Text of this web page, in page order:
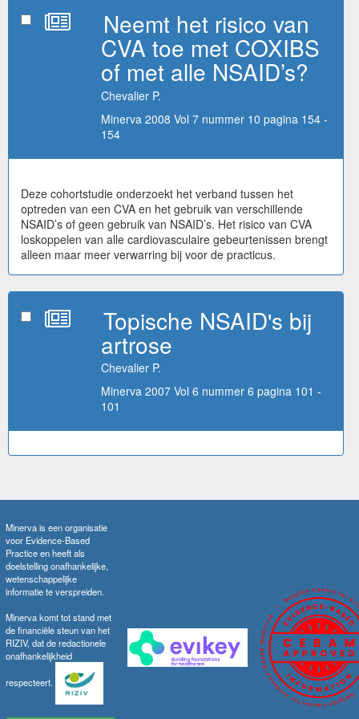
Neemt het risico van
CVA toe met COXIBS
of met alle NSAID’s?
Chevalier P.
Minerva 2008 Vol 7 nummer 10 pagina 154 -
154
Deze cohortstudie onderzoekt het verband tussen het
optreden van een CVA en het gebruik van verschillende
NSAID’s of geen gebruik van NSAID’s. Het risico van CVA
loskoppelen van alle cardiovasculaire gebeurtenissen brengt
alleen maar meer verwarring bij voor de practicus.
Topische NSAID's bij
artrose
Chevalier P.
Minerva 2007 Vol 6 nummer 6 pagina 101 -
101
Minerva is een organisatie
voor Evidence-Based
Practice en heeft als
doelstelling onafhankelijke,
wetenschappelijke
informatie te verspreiden.
Minerva komt tot stand met
de financiële steun van het
RIZIV, dat de redactionele
onafhankelijkheid
respecteert.